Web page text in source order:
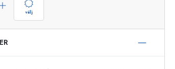
Handla nu
välj